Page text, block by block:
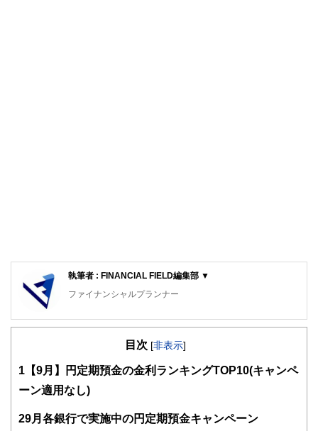
執筆者 : FINANCIAL FIELD編集部 ▼
ファイナンシャルプランナー
FinancialField編集部は、金融、経済に関する記事を、日々
知識がない方でも理解できるようわかりやすく発信していま
得者を中心に「お金や暮らし」に関する書籍・雑誌の編集経
関わることで、読者目線のコンテンツを追求しています。
目次 [非表示]
1
【9月】円定期預金の金利ランキングTOP10(キャンペ
ーン適用なし)
29月各銀行で実施中の円定期預金キャンペーン